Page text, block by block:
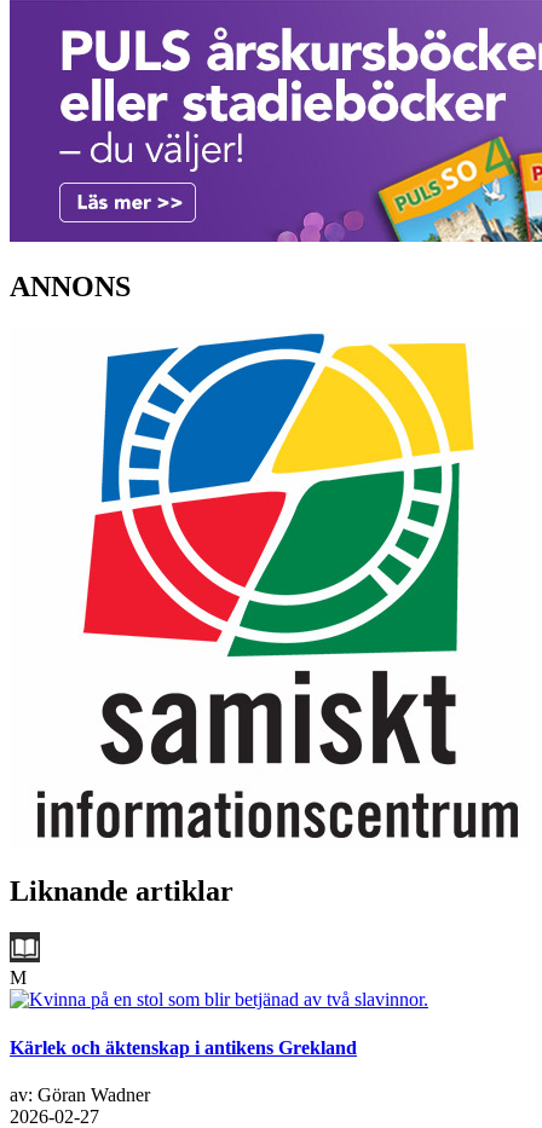
ANNONS
Liknande artiklar
M
Kärlek och äktenskap i antikens Grekland
av: Göran Wadner
2026-02-27